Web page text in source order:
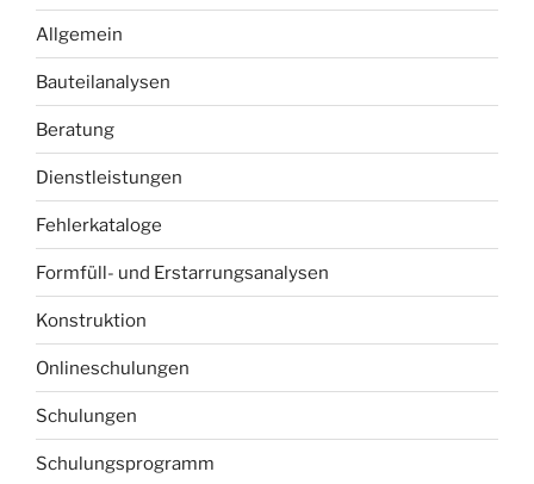
Allgemein
Bauteilanalysen
Beratung
Dienstleistungen
Fehlerkataloge
Formfüll- und Erstarrungsanalysen
Konstruktion
Onlineschulungen
Schulungen
Schulungsprogramm